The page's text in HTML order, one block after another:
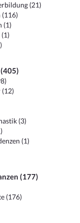
(21)
(116)
(1)
(3)
(1)
(177)
(176)